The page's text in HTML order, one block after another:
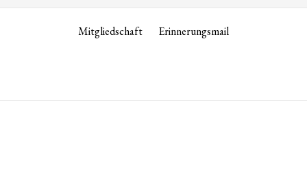
Mitgliedschaft Erinnerungsmail